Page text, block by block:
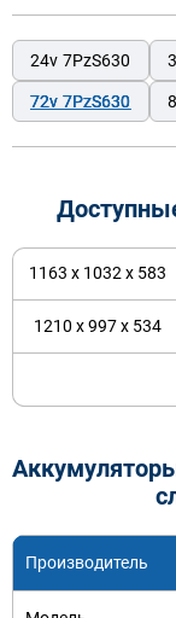
24v 7PzS630
72v 7PzS630
1163 x 1032 x 583
1210 x 997 x 534